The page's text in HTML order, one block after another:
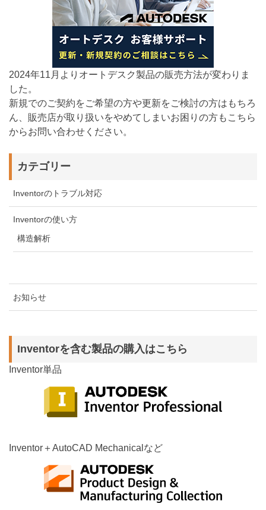
2024年11月よりオートデスク製品の販売方法が変わりま
した。
新規でのご契約をご希望の方や更新をご検討の方はもちろ
ん、販売店が取り扱いをやめてしまいお困りの方もこちら
からお問い合わせください。
カテゴリー
Inventorのトラブル対応
Inventorの使い方
構造解析
お知らせ
Inventorを含む製品の購入はこちら
Inventor単品
Inventor＋AutoCAD Mechanicalなど